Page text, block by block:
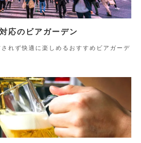
応のビアガーデン
れず快適に楽しめるおすすめビアガーデ